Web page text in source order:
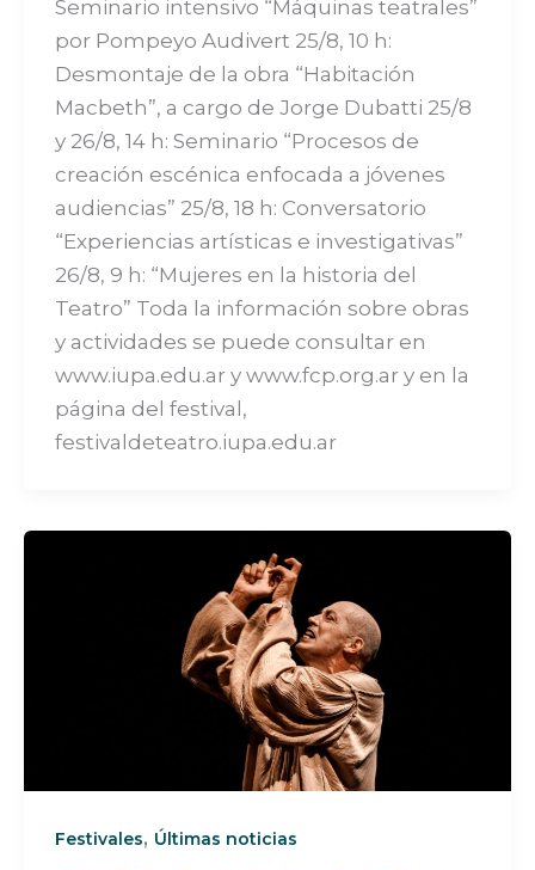
Seminario intensivo “Máquinas teatrales”
por Pompeyo Audivert 25/8, 10 h:
Desmontaje de la obra “Habitación
Macbeth”, a cargo de Jorge Dubatti 25/8
y 26/8, 14 h: Seminario “Procesos de
creación escénica enfocada a jóvenes
audiencias” 25/8, 18 h: Conversatorio
“Experiencias artísticas e investigativas”
26/8, 9 h: “Mujeres en la historia del
Teatro” Toda la información sobre obras
y actividades se puede consultar en
www.iupa.edu.ar y www.fcp.org.ar y en la
página del festival,
festivaldeteatro.iupa.edu.ar
Festivales, Últimas noticias